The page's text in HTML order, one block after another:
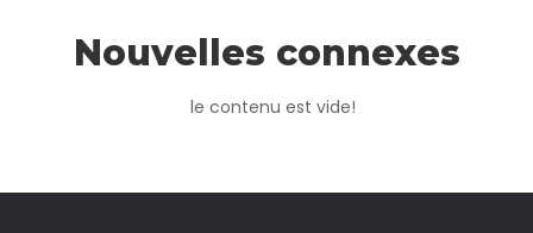
La gravure au laser est une méthode populaire pour créer
matériaux.Cependant, l'obtention de la qualité de gravure
laser.Dans cet article de blog, nous explorerons comment
Nouvelles connexes
le contenu est vide!